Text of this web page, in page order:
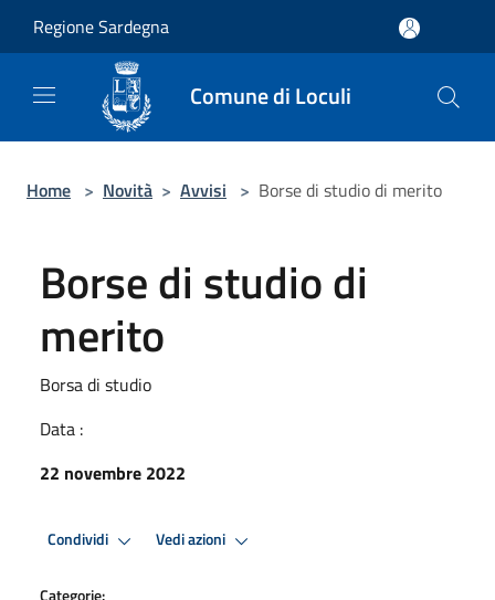
Regione Sardegna
Comune di Loculi
Home > Novità > Avvisi > Borse di studio di merito
Borse di studio di
merito
Borsa di studio
Data :
22 novembre 2022
Condividi Vedi azioni
Categorie: